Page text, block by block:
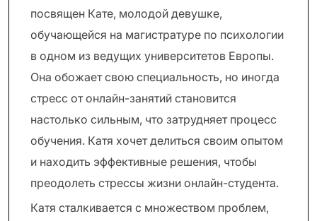
посвящен Кате, молодой девушке,
обучающейся на магистратуре по психологии
в одном из ведущих университетов Европы.
Она обожает свою специальность, но иногда
стресс от онлайн-занятий становится
настолько сильным, что затрудняет процесс
обучения. Катя хочет делиться своим опытом
и находить эффективные решения, чтобы
преодолеть стрессы жизни онлайн-студента.
Катя сталкивается с множеством проблем,